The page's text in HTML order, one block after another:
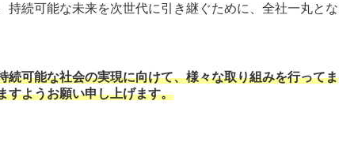
持続可能な未来を次世代に引き継ぐために、全社一丸とな
続可能な社会の実現に向けて、様々な取り組みを行ってま
すようお願い申し上げます。